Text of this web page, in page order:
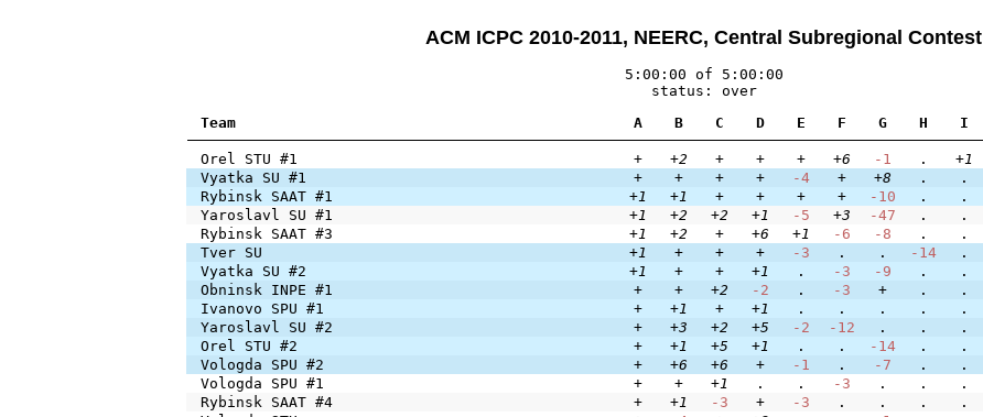
ACM ICPC 2010-2011, NEERC, Central Subregional Contest
5:00:00 of 5:00:00
status: over
Team
A B C D E F G H I
Orel STU #1 + +2 + + + +6 -1 . +1
Vyatka SU #1
+ + + + -4 + +8 . .
Rybinsk SAAT #1
+1 +1 + + + + -10 . .
Yaroslavl SU #1
+1 +2 +2 +1 -5 +3 -47 . .
Rybinsk SAAT #3
+1 +2 + +6 +1 -6 -8 . .
Tver SU
+1 + + + -3 . . -14 .
Vyatka SU #2
+1 + + +1 . -3 -9 . .
Obninsk INPE #1
+ + +2 -2 . -3 + . .
Ivanovo SPU #1
+ +1 + +1 . . . . .
Yaroslavl SU #2
+ +3 +2 +5 -2 -12 . . .
Orel STU #2
+ +1 +5 +1 . . -14 . .
Vologda SPU #2
+ +6 +6 + -1 . -7 . .
Vologda SPU #1
+ + +1 . . -3 . . .
Rybinsk SAAT #4
+ +1 -3 + -3 . . . .